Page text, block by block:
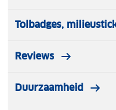
Tolbadges,
Reviews
Duurzaamheid